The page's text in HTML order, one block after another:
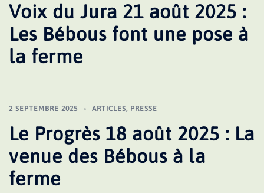
Voix du Jura 21 août 2025 :
Les Bébous font une pose à
la ferme
2 SEPTEMBRE 2025 ARTICLES, PRESSE
Le Progrès 18 août 2025 : La
venue des Bébous à la
ferme